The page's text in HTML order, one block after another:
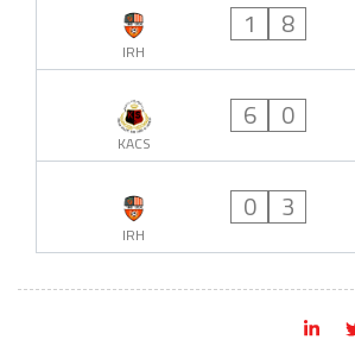
IRH
1 8
KACS
6 0
IRH
0 3